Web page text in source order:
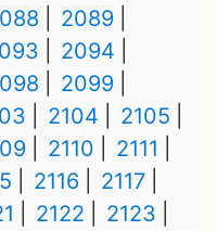
2089
2094
2099
2104
2105
2110
2111
2116
2117
2122 2123